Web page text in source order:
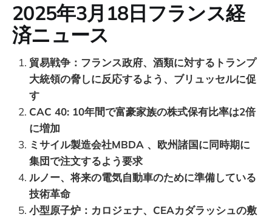
2025年3月18日フランス経
済ニュース
貿易戦争：フランス政府、酒類に対するトランプ
大統領の脅しに反応するよう、ブリュッセルに促
す
CAC 40: 10年間で富豪家族の株式保有比率は2倍
に増加
ミサイル製造会社MBDA 、欧州諸国に同時期に
集団で注文するよう要求
ルノー、将来の電気自動車のために準備している
技術革命
小型原子炉：カロジェナ、CEAカダラッシュの敷